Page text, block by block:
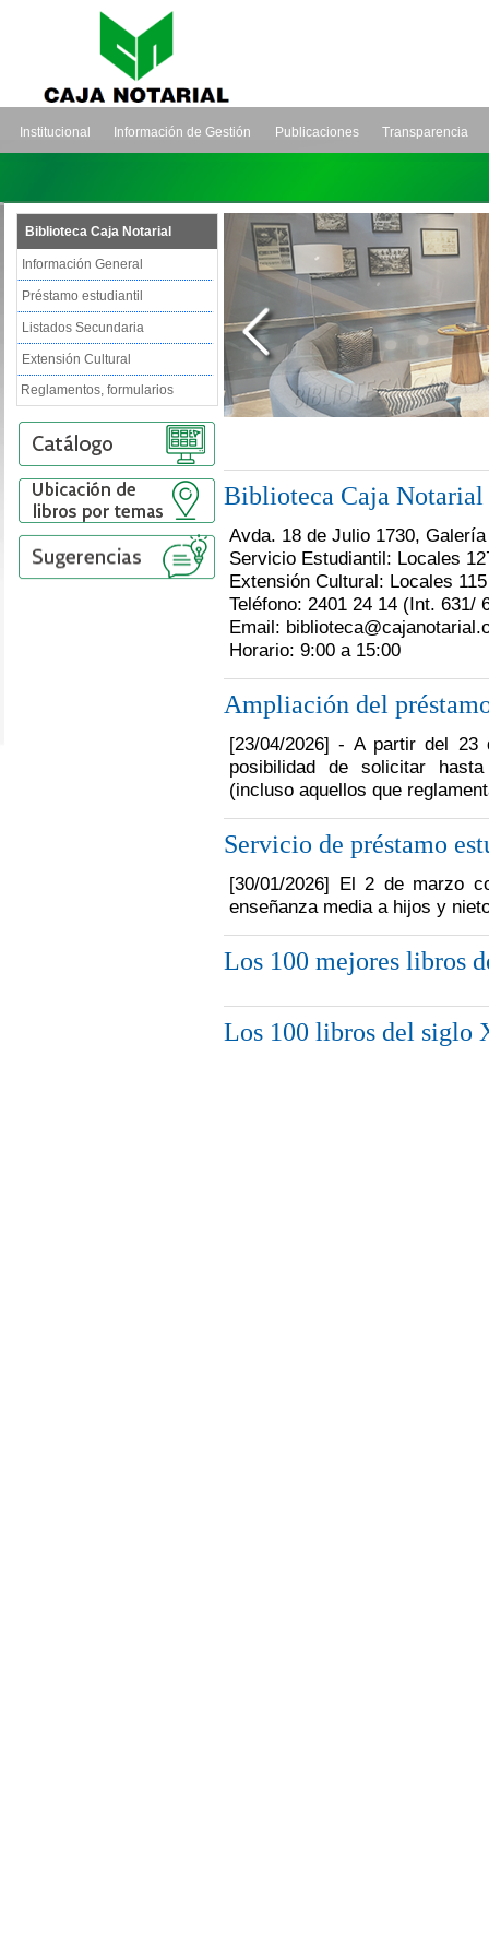
Institucional Información de Gestión Publicaciones Transparencia
Biblioteca Caja Notarial
Información General
Préstamo estudiantil
Listados Secundaria
Extensión Cultural
Reglamentos, formularios
Biblioteca Caja Notarial
Avda. 18 de Julio 1730,
Servicio Estudiantil: Locales
Extensión Cultural: Locales
Teléfono: 2401 24 14 (Int. 631/
Email:
Horario: 9:00 a 15:00
Ampliación del
[23/04/2026] - A partir del
posibilidad de solicitar
(incluso aquellos que
Servicio de préstamo
[30/01/2026] El 2 de marzo
enseñanza media a hijos y
Los 100 mejores libros
Los 100 libros del siglo